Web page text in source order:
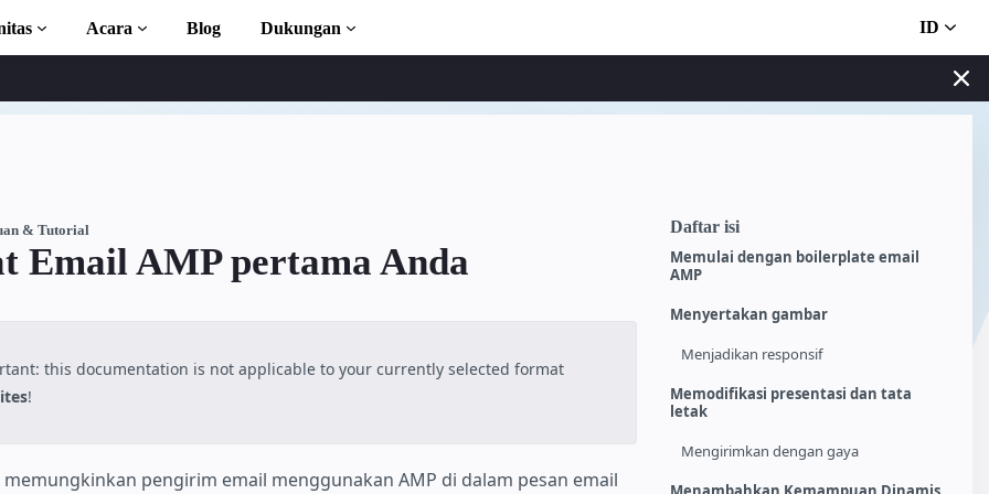
Acara Blog Dukungan ID
Daftar isi
Memulai dengan boilerplate email
AMP
Menyertakan gambar
Menjadikan responsif
Memodifikasi presentasi dan tata
letak
Mengirimkan dengan gaya
& Tutorial
Email AMP pertama Anda
this documentation is not applicable to your currently selected format
!
pengirim email menggunakan AMP di dalam pesan email